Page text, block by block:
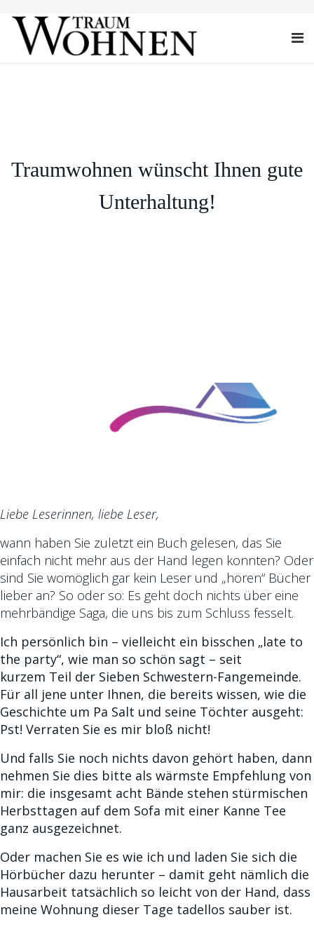
Traumwohnen wünscht Ihnen gute
Unterhaltung!
Liebe Leserinnen, liebe Leser,
wann haben Sie zuletzt ein Buch gelesen, das Sie
einfach nicht mehr aus der Hand legen konnten? Oder
sind Sie womöglich gar kein Leser und „hören“ Bücher
lieber an? So oder so: Es geht doch nichts über eine
mehrbändige Saga, die uns bis zum Schluss fesselt.
Ich persönlich bin – vielleicht ein bisschen „late to
the party“, wie man so schön sagt – seit
kurzem Teil der Sieben Schwestern-Fangemeinde.
Für all jene unter Ihnen, die bereits wissen, wie die
Geschichte um Pa Salt und seine Töchter ausgeht:
Pst! Verraten Sie es mir bloß nicht!
Und falls Sie noch nichts davon gehört haben, dann
nehmen Sie dies bitte als wärmste Empfehlung von
mir: die insgesamt acht Bände stehen stürmischen
Herbsttagen auf dem Sofa mit einer Kanne Tee
ganz ausgezeichnet.
Oder machen Sie es wie ich und laden Sie sich die
Hörbücher dazu herunter – damit geht nämlich die
Hausarbeit tatsächlich so leicht von der Hand, dass
meine Wohnung dieser Tage tadellos sauber ist.